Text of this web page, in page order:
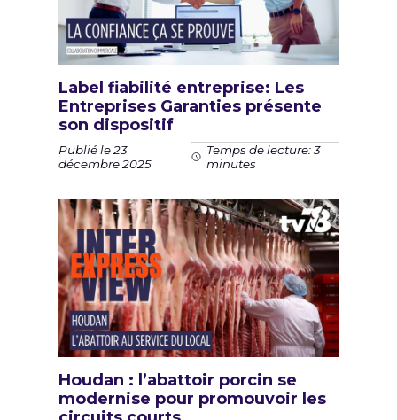
Label fiabilité entreprise: Les
Entreprises Garanties présente
son dispositif
Publié le 23
décembre 2025
Temps de lecture: 3
minutes
Houdan : l’abattoir porcin se
modernise pour promouvoir les